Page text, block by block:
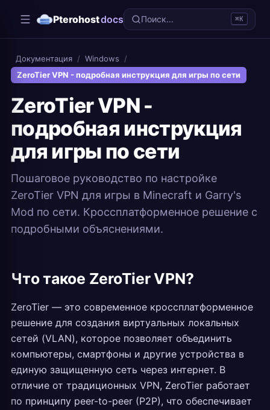
Pterohostdocs Поиск... ⌘K
Документация / Windows
/
ZeroTier VPN - подробная инструкция для игры по сети
ZeroTier VPN -
подробная инструкция
для игры по сети
Пошаговое руководство по настройке
ZeroTier VPN для игры в Minecraft и Garry's
Mod по сети. Кроссплатформенное решение с
подробными объяснениями.
Что такое ZeroTier VPN?
ZeroTier — это современное кроссплатформенное
решение для создания виртуальных локальных
сетей (VLAN), которое позволяет объединить
компьютеры, смартфоны и другие устройства в
единую защищенную сеть через интернет. В
отличие от традиционных VPN, ZeroTier работает
по принципу peer-to-peer (P2P), что обеспечивает